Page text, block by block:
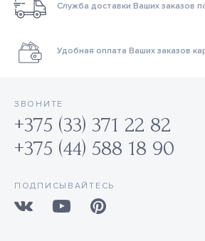
Служба доставки Ваших заказов
Удобная оплата Ваших заказов
ЗВОНИТЕ
+375 (33) 371 22 82
+375 (44) 588 18 90
ПОДПИСЫВАЙТЕСЬ